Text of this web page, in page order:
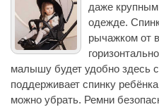
даже
одежде.
рычажком от
малышу будет удобно здесь
поддерживает спинку
можно убрать. Ремни